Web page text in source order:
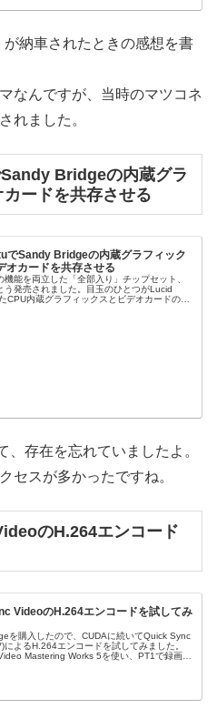
納車されたときの感想を書
なんですが、当時のマツコネ
れました。
Bridgeの内蔵グラ
ードを共存させる
でSandy Bridgeの内蔵グラフィック
オカードを共存させる
能を両立した「全部入り」チップセット、
う発売されました。目玉のひとつがLucid
CPU内蔵グラフィックスとビデオカードの切
存在を忘れていましたよ。
セスが多かったですね。
のH.264エンコード
VideoのH.264エンコードを試してみ
を購入したので、CUDAに続いてQuick Sync
によるH.264エンコードを試してみました。
Mastering Works 5を使い、PT1で録画し